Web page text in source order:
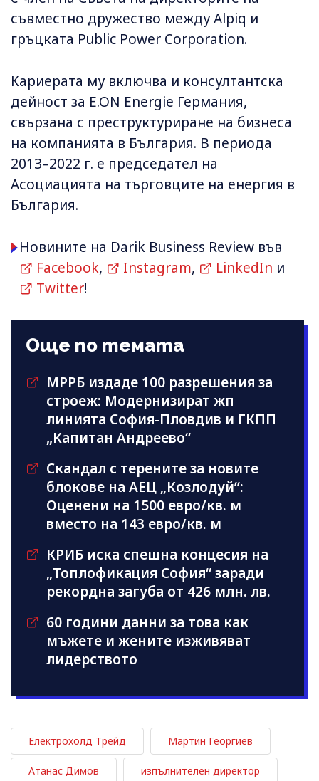
съвместно дружество между Alpiq и
гръцката Public Power Corporation.
Кариерата му включва и консултантска
дейност за E.ON Energie Германия,
свързана с преструктуриране на бизнеса
на компанията в България. В периода
2013–2022 г. е председател на
Асоциацията на търговците на енергия в
България.
Новините на Darik Business Review във
Facebook, Instagram, LinkedIn и
Twitter!
Още по темата
МРРБ издаде 100 разрешения за
строеж: Модернизират жп
линията София-Пловдив и ГКПП
„Капитан Андреево“
Скандал с терените за новите
блокове на АЕЦ „Козлодуй“:
Оценени на 1500 евро/кв. м
вместо на 143 евро/кв. м
КРИБ иска спешна концесия на
„Топлофикация София“ заради
рекордна загуба от 426 млн. лв.
60 години данни за това как
мъжете и жените изживяват
лидерството
Електрохолд Трейд Мартин Георгиев
Атанас Димов изпълнителен директор